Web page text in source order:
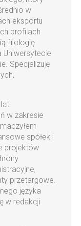
w
eksportu
profilach
filologię
Uniwersytecie
Specjalizuję
w zakresie
spółek i
projektów
przetargowe.
języka
w redakcji